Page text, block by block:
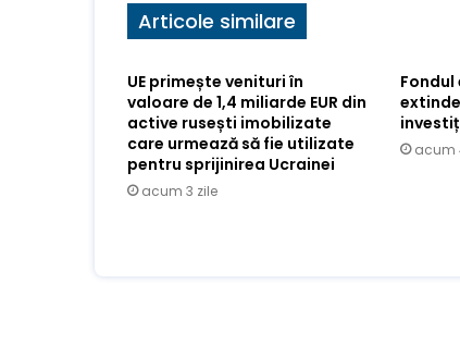
Articole similare
UE primește venituri în
valoare de 1,4 miliarde EUR din
active rusești imobilizate
care urmează să fie utilizate
pentru sprijinirea Ucrainei
acum 3 zile
Fondul
acum